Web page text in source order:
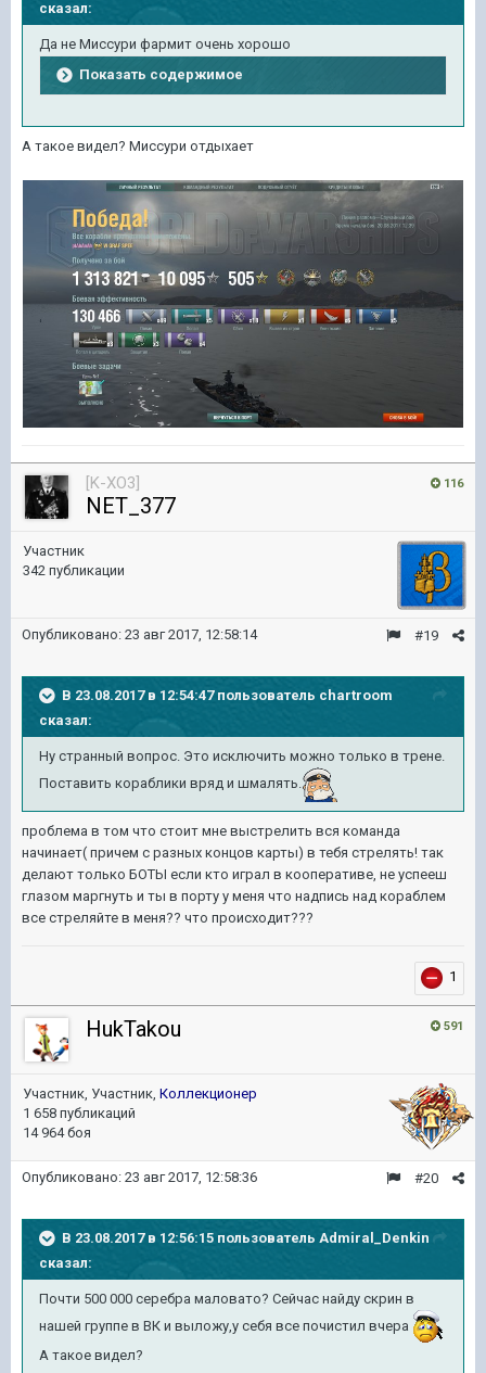
сказал:
Да не Миссури фармит очень хорошо
Показать содержимое
А такое видел? Миссури отдыхает
116
[K-XO3]
NET_377
Участник
342 публикации
#19
Опубликовано: 23 авг 2017, 12:58:14
В 23.08.2017 в 12:54:47 пользователь chartroom
сказал:
Ну странный вопрос. Это исключить можно только в трене.
Поставить кораблики вряд и шмалять.
проблема в том что стоит мне выстрелить вся команда
начинает( причем с разных концов карты) в тебя стрелять! так
делают только БОТЫ если кто играл в кооперативе, не успееш
глазом маргнуть и ты в порту у меня что надпись над кораблем
все стреляйте в меня?? что происходит???
1
591
HukTakou
Участник, Участник, Коллекционер
1 658 публикаций
14 964 боя
#20
Опубликовано: 23 авг 2017, 12:58:36
В 23.08.2017 в 12:56:15 пользователь Admiral_Denkin
сказал:
Почти 500 000 серебра маловато? Сейчас найду скрин в
нашей группе в ВК и выложу,у себя все почистил вчера
А такое видел?